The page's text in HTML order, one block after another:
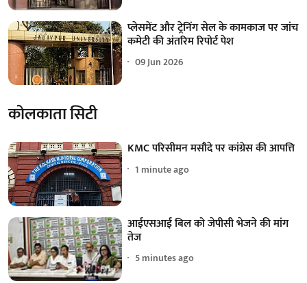
प्लेसमेंट और ट्रेनिंग सेल के कामकाज पर जांच
कमेटी की अंतरिम रिपोर्ट पेश
09 Jun 2026
कोलकाता सिटी
KMC परिसीमन मसौदे पर कांग्रेस की आपत्ति
1 minute ago
आईएसआई बिल को जेपीसी भेजने की मांग
तेज
5 minutes ago